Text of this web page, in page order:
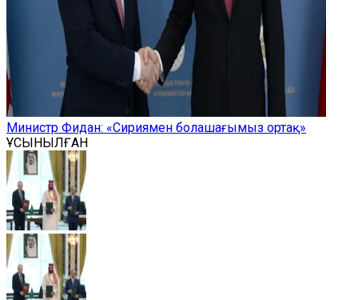
Министр Фидан: «Сириямен болашағымыз ортақ»
ҰСЫНЫЛҒАН